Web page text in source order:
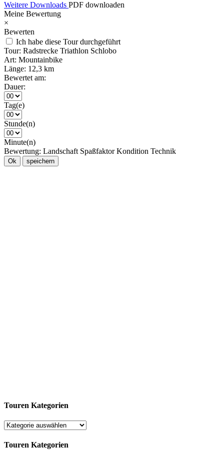
Weitere Downloads PDF downloaden
Meine Bewertung
×
Bewerten
Ich habe diese Tour durchgeführt
Tour: Radstrecke Triathlon Schlobo
Art: Mountainbike
Länge: 12,3 km
Bewertet am:
Dauer:
Tag(e)
Stunde(n)
Minute(n)
Bewertung: Landschaft Spaßfaktor Kondition Technik
Ok speichern
Touren Kategorien
Touren Kategorien